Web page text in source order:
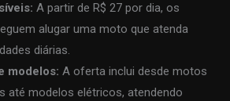
A partir de R$ 27 por dia, os
alugar uma moto que atenda
diárias.
modelos: A oferta inclui desde motos
até modelos elétricos, atendendo